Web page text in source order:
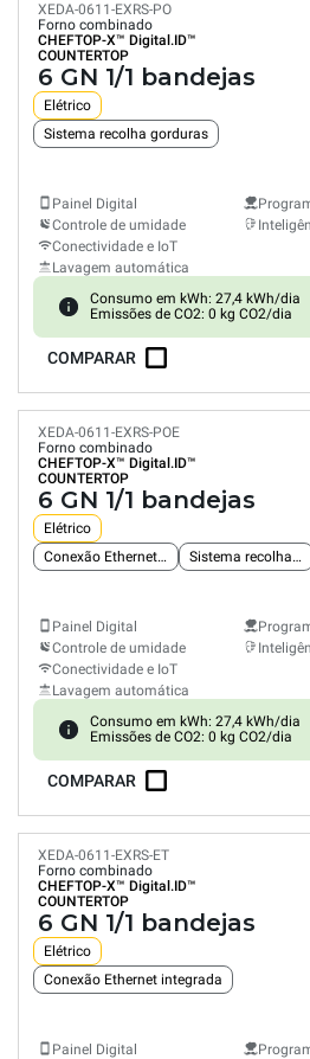
XEDA-0611-EXRS-PO
Forno combinado
CHEFTOP-X™ Digital.ID™
COUNTERTOP
6 GN 1/1 bandejas
Elétrico
Sistema recolha gorduras
Painel Digital
Controle de umidade
Conectividade e IoT
Lavagem automática
Consumo em kWh: 27,4 kWh/dia
Emissões de CO2: 0 kg CO2/dia
COMPARAR
XEDA-0611-EXRS-POE
Forno combinado
CHEFTOP-X™ Digital.ID™
COUNTERTOP
6 GN 1/1 bandejas
Elétrico
Conexão Ethernet integrada
Sistema recolha gorduras
Painel Digital
Controle de umidade
Conectividade e IoT
Lavagem automática
Consumo em kWh: 27,4 kWh/dia
Emissões de CO2: 0 kg CO2/dia
COMPARAR
XEDA-0611-EXRS-ET
Forno combinado
CHEFTOP-X™ Digital.ID™
COUNTERTOP
6 GN 1/1 bandejas
Elétrico
Conexão Ethernet integrada
Painel Digital